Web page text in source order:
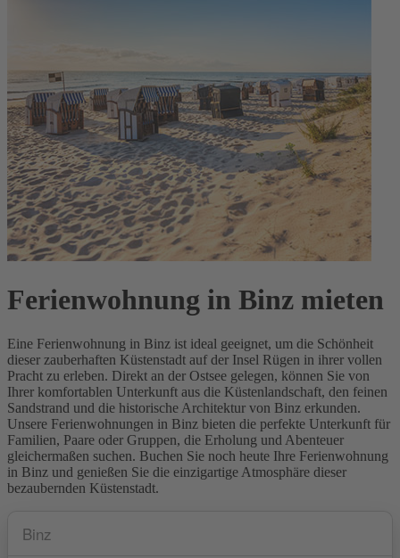
Ferienwohnung in Binz mieten
Eine Ferienwohnung in Binz ist ideal geeignet, um die Schönheit
dieser zauberhaften Küstenstadt auf der Insel Rügen in ihrer vollen
Pracht zu erleben. Direkt an der Ostsee gelegen, können Sie von
Ihrer komfortablen Unterkunft aus die Küstenlandschaft, den feinen
Sandstrand und die historische Architektur von Binz erkunden.
Unsere Ferienwohnungen in Binz bieten die perfekte Unterkunft für
Familien, Paare oder Gruppen, die Erholung und Abenteuer
gleichermaßen suchen. Buchen Sie noch heute Ihre Ferienwohnung
in Binz und genießen Sie die einzigartige Atmosphäre dieser
bezaubernden Küstenstadt.